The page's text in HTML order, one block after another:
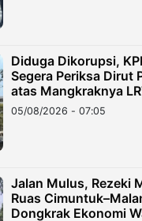
Diduga Dikorupsi,
Segera Periksa Dirut
atas Mangkraknya
05/08/2026 - 07:05
Jalan Mulus, Rezeki
Ruas
Dongkrak Ekonomi